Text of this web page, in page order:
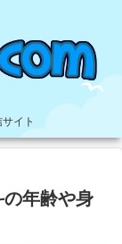
イト
の年齢や身